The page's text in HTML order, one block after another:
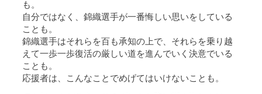
も。
自分ではなく、錦織選手が一番悔しい思いをしている
ことも。
錦織選手はそれらを百も承知の上で、それらを乗り越
えて一歩一歩復活の厳しい道を進んでいく決意でいる
ことも。
応援者は、こんなことでめげてはいけないことも。